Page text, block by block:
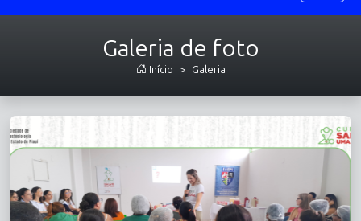
Galeria de foto
Início Galeria